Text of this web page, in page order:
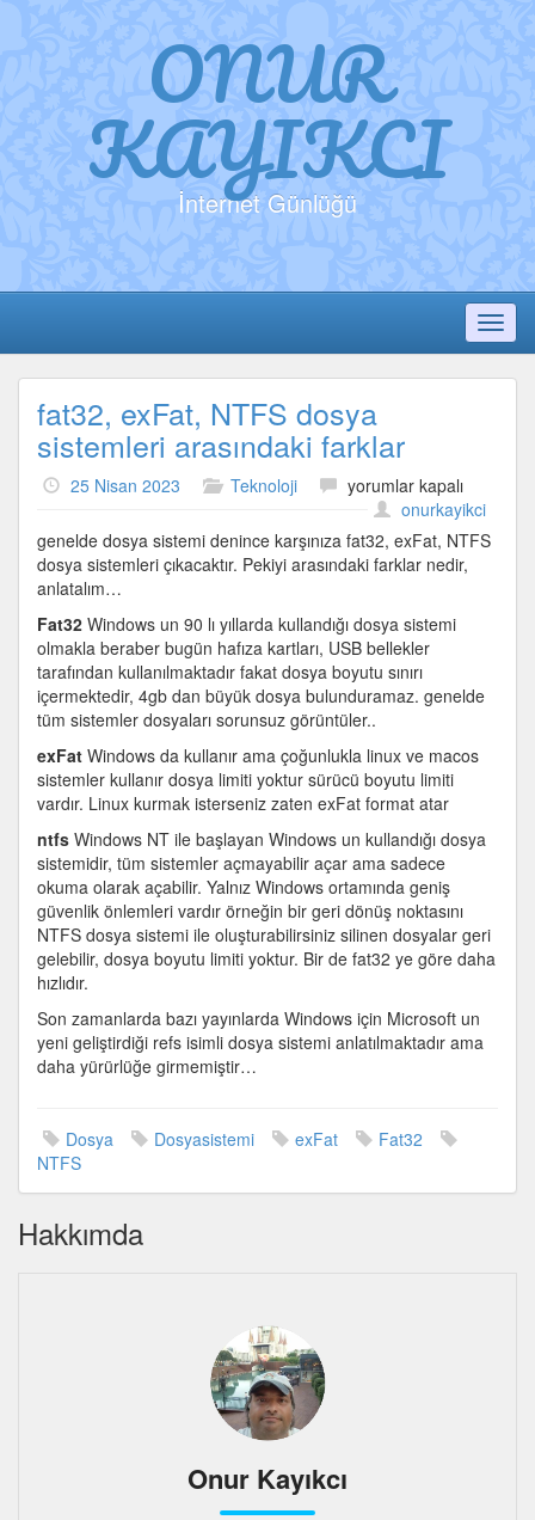
ONUR
KAYIKCI
İnternet Günlüğü
fat32, exFat, NTFS dosya
sistemleri arasındaki farklar
25 Nisan 2023 Teknoloji
fat32,
exFat,
NTFS
dosya
farklar
için
yorumlar kapalı
onurkayikci
genelde dosya sistemi denince karşınıza fat32, exFat, NTFS
dosya sistemleri çıkacaktır. Pekiyi arasındaki farklar nedir,
anlatalım…
Fat32 Windows un 90 lı yıllarda kullandığı dosya sistemi
olmakla beraber bugün hafıza kartları, USB bellekler
tarafından kullanılmaktadır fakat dosya boyutu sınırı
içermektedir, 4gb dan büyük dosya bulunduramaz. genelde
tüm sistemler dosyaları sorunsuz görüntüler..
exFat Windows da kullanır ama çoğunlukla linux ve macos
sistemler kullanır dosya limiti yoktur sürücü boyutu limiti
vardır. Linux kurmak isterseniz zaten exFat format atar
ntfs Windows NT ile başlayan Windows un kullandığı dosya
sistemidir, tüm sistemler açmayabilir açar ama sadece
okuma olarak açabilir. Yalnız Windows ortamında geniş
güvenlik önlemleri vardır örneğin bir geri dönüş noktasını
NTFS dosya sistemi ile oluşturabilirsiniz silinen dosyalar geri
gelebilir, dosya boyutu limiti yoktur. Bir de fat32 ye göre daha
hızlıdır.
Son zamanlarda bazı yayınlarda Windows için Microsoft un
yeni geliştirdiği refs isimli dosya sistemi anlatılmaktadır ama
daha yürürlüğe girmemiştir…
Dosya Dosyasistemi exFat
Fat32
NTFS
Hakkımda
Onur Kayıkcı